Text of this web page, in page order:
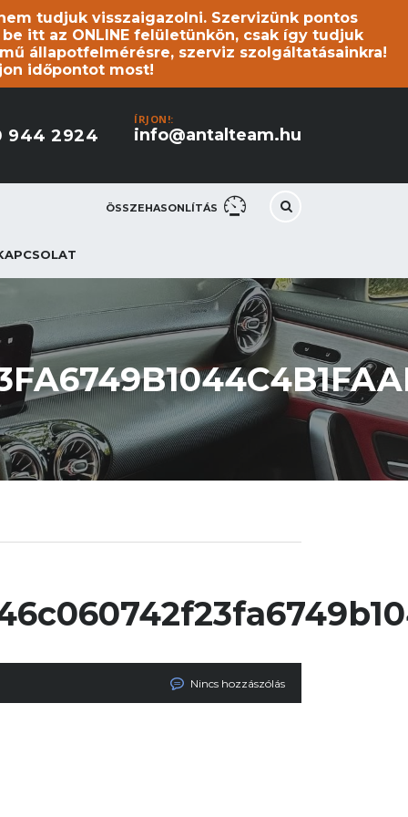
tudjuk visszaigazolni. Szervizünk pontos
itt az ONLINE felületünkön, csak így tudjuk
állapotfelmérésre, szerviz szolgáltatásainkra!
időpontot most!
ÍRJON!:
info@antalteam.hu
944 2924
ÖSSZEHASONLÍTÁS
Nincs hozzászólás